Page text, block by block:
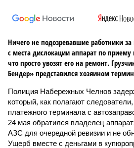
Ничего не подозревавшие работники
с места дислокации аппарат по
что просто увозят его на ремонт.
Бендер» представился хозяином
Полиция Набережных Челнов
который, как полагают
платежного терминала с
24 мая обратился владелец
АЗС для очередной ревизии и не
Ущерб вместе с деньгами в